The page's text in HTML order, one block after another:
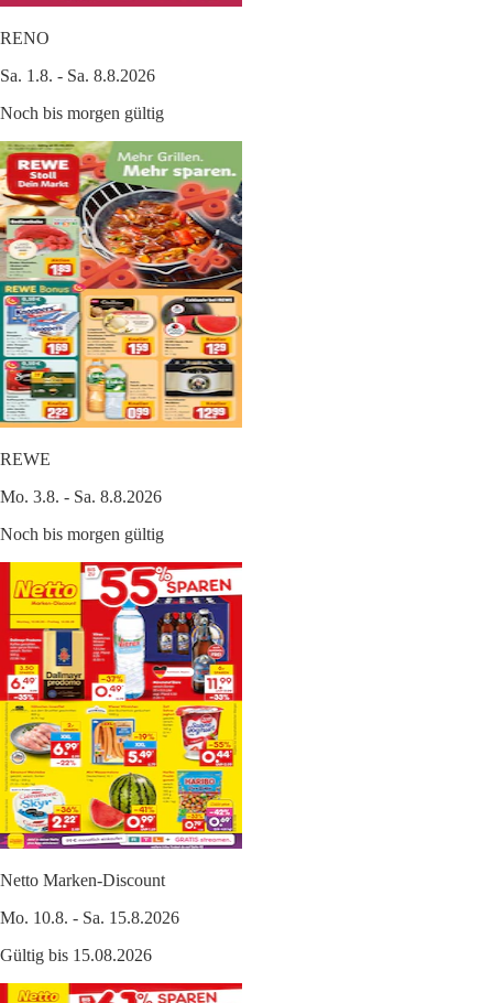
RENO
Sa. 1.8. - Sa. 8.8.2026
Noch bis morgen gültig
REWE
Mo. 3.8. - Sa. 8.8.2026
Noch bis morgen gültig
Netto Marken-Discount
Mo. 10.8. - Sa. 15.8.2026
Gültig bis 15.08.2026